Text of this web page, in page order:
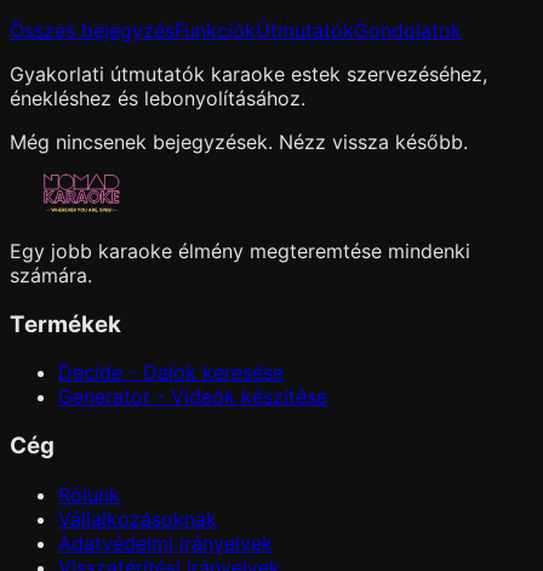
Összes bejegyzésFunkciókÚtmutatókGondolatok
Gyakorlati útmutatók karaoke estek szervezéséhez,
énekléshez és lebonyolításához.
Még nincsenek bejegyzések. Nézz vissza később.
Egy jobb karaoke élmény megteremtése mindenki
számára.
Termékek
Decide - Dalok keresése
Generator - Videók készítése
Cég
Rólunk
Vállalkozásoknak
Adatvédelmi irányelvek